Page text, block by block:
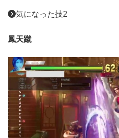
気になった技2
鳳天蹴